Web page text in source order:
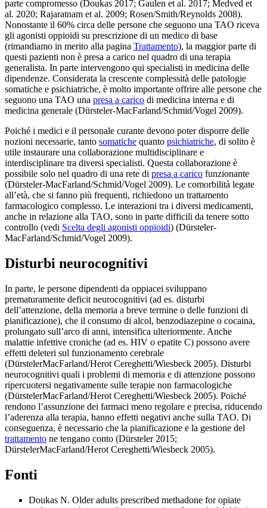
parte compromesso (Doukas 2017; Gaulen et al. 2017; Medved et
al. 2020; Rajaratnam et al. 2009; Rosen/Smith/Reynolds 2008).
Nonostante il 60% circa delle persone che seguono una TAO riceva
gli agonisti oppioidi su prescrizione di un medico di base
(rimandiamo in merito alla pagina Trattamento), la maggior parte di
questi pazienti non è presa a carico nel quadro di una terapia
generalista. In parte intervengono qui specialisti in medicina delle
dipendenze. Considerata la crescente complessità delle patologie
somatiche e psichiatriche, è molto importante offrire alle persone che
seguono una TAO una presa a carico di medicina interna e di
medicina generale (Dürsteler-MacFarland/Schmid/Vogel 2009).
Poiché i medici e il personale curante devono poter disporre delle
nozioni necessarie, tanto somatiche quanto psichiatriche, di solito è
utile instaurare una collaborazione multidisciplinare e
interdisciplinare tra diversi specialisti. Questa collaborazione è
possibile solo nel quadro di una rete di presa a carico funzionante
(Dürsteler-MacFarland/Schmid/Vogel 2009). Le comorbilità legate
all’età, che si fanno più frequenti, richiedono un trattamento
farmacologico complesso. Le interazioni tra i diversi medicamenti,
anche in relazione alla TAO, sono in parte difficili da tenere sotto
controllo (vedi Scelta degli agonisti oppioidi) (Dürsteler-
MacFarland/Schmid/Vogel 2009).
Disturbi neurocognitivi
In parte, le persone dipendenti da oppiacei sviluppano
prematuramente deficit neurocognitivi (ad es. disturbi
dell’attenzione, della memoria a breve termine o delle funzioni di
pianificazione), che il consumo di alcol, benzodiazepine o cocaina,
prolungato sull’arco di anni, intensifica ulteriormente. Anche
malattie infettive croniche (ad es. HIV o epatite C) possono avere
effetti deleteri sul funzionamento cerebrale
(DürstelerMacFarland/Herot Cereghetti/Wiesbeck 2005). Disturbi
neurocognitivi quali i problemi di memoria e di attenzione possono
ripercuotersi negativamente sulle terapie non farmacologiche
(DürstelerMacFarland/Herot Cereghetti/Wiesbeck 2005). Poiché
rendono l’assunzione dei farmaci meno regolare e precisa, riducendo
l’aderenza alla terapia, hanno effetti negativi anche sulla TAO. Di
conseguenza, è necessario che la pianificazione e la gestione del
trattamento ne tengano conto (Dürsteler 2015;
DürstelerMacFarland/Herot Cereghetti/Wiesbeck 2005).
Fonti
Doukas N. Older adults prescribed methadone for opiate